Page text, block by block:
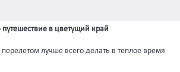
в цветущий край
лучше всего делать в теплое время